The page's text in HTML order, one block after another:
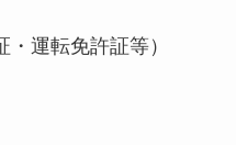
運転免許証等）